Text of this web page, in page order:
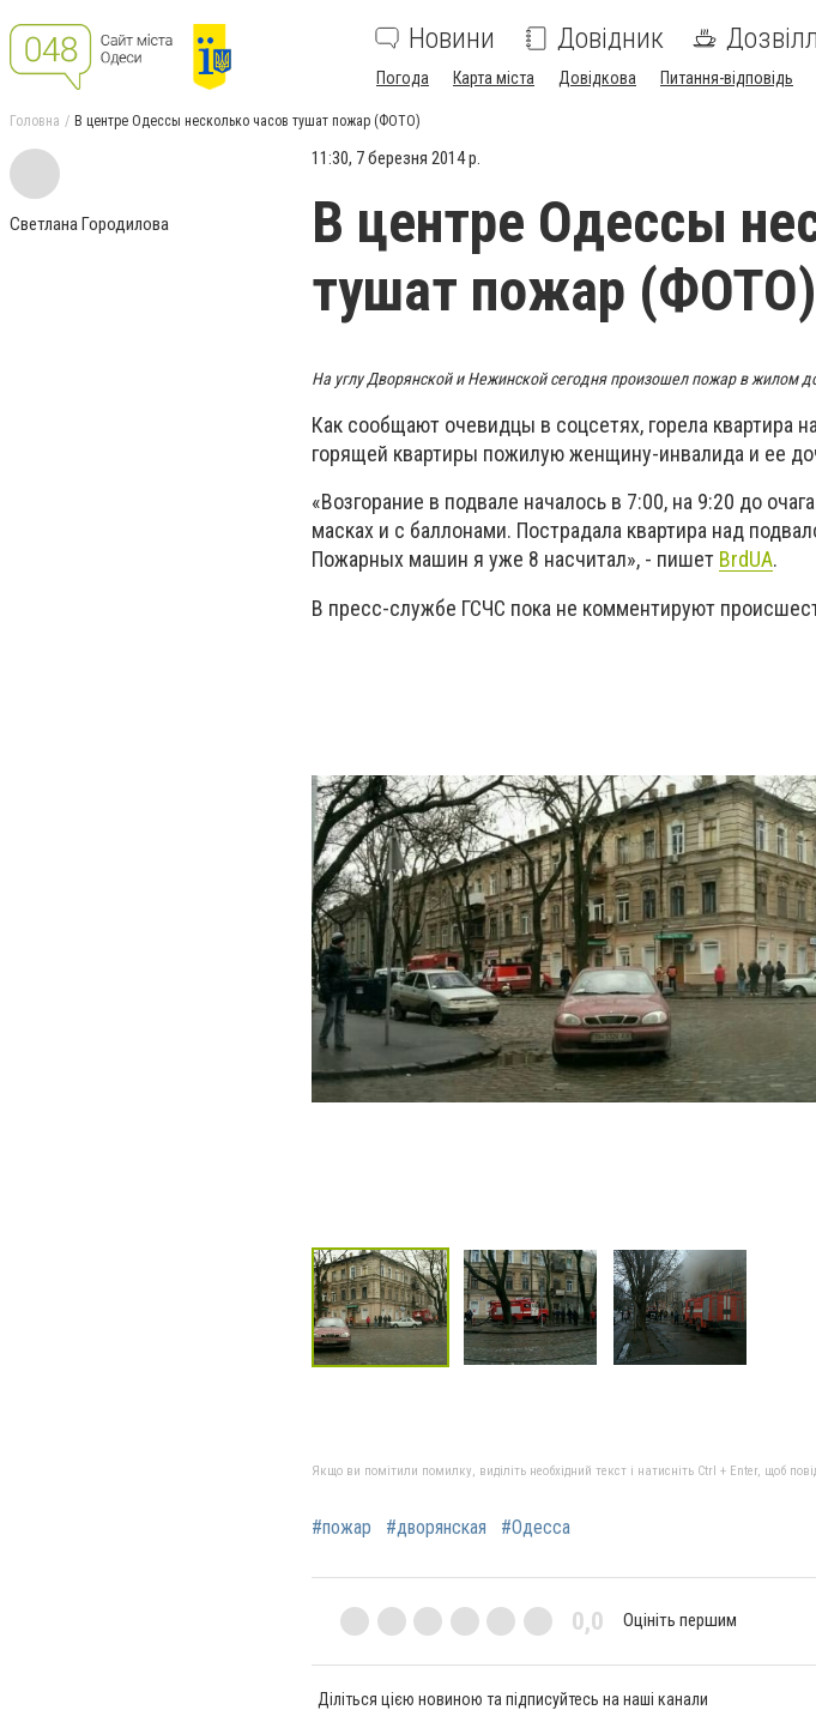
Новини Довідник
Погода Карта міста Довідкова Питання-відповідь
Головна В центре Одессы несколько часов тушат пожар (ФОТО)
Светлана Городилова
11:30, 7 березня 2014 р.
В центре Одессы
тушат пожар (ФОТО)
На углу Дворянской и Нежинской сегодня произошел пожар в жилом
Как сообщают очевидцы в соцсетях, горела квартира
горящей квартиры пожилую женщину-инвалида и ее
«Возгорание в подвале началось в 7:00, на 9:20 до
масках и с баллонами. Пострадала квартира над
Пожарных машин я уже 8 насчитал», - пишет BrdUA.
В пресс-службе ГСЧС пока не комментируют
Якщо ви помітили помилку, виділіть необхідний текст і натисніть Ctrl + Enter, щоб
#пожар #дворянская #Одесса
0,0 Оцініть першим
Діліться цією новиною та підписуйтесь на наші канали